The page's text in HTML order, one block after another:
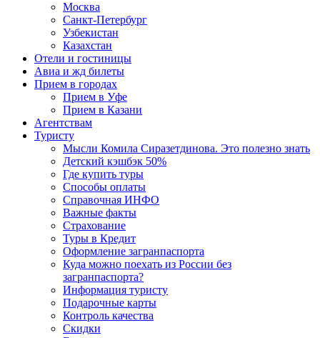
Москва
Санкт-Петербург
Узбекистан
Казахстан
Отели и гостиницы
Авиа и жд билеты
Прием в городах
Прием в Уфе
Прием в Казани
Агентствам
Туристу
Мысли Комила Сиразетдинова. Это полезно знать
Детский кэшбэк 50%
Где купить туры
Способы оплаты
Справочная ИНФО
Важные факты
Страхование
Туры в Кредит
Оформление загранпаспорта
Куда можно поехать из России без
загранпаспорта?
Информация туристу
Подарочные карты
Контроль качества
Скидки